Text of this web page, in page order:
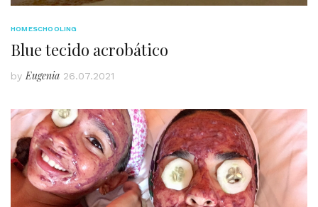
HOMESCHOOLING
Blue tecido acrobático
by Eugenia 26.07.2021